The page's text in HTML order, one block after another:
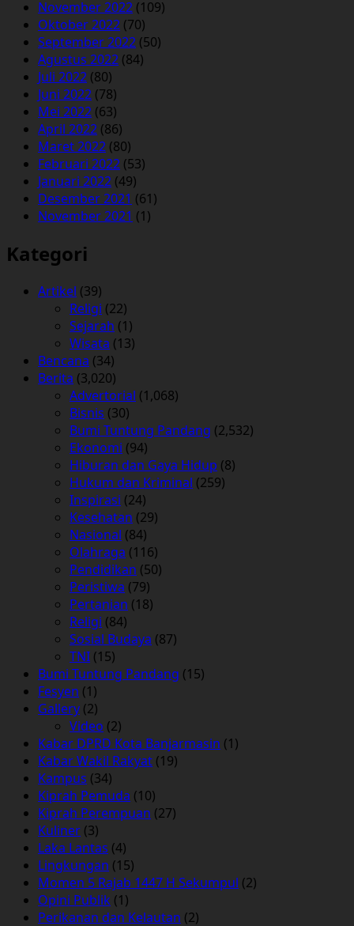
November 2022 (109)
Oktober 2022 (70)
September 2022 (50)
Agustus 2022 (84)
Juli 2022 (80)
Juni 2022 (78)
Mei 2022 (63)
April 2022 (86)
Maret 2022 (80)
Februari 2022 (53)
Januari 2022 (49)
Desember 2021 (61)
November 2021 (1)
Kategori
Artikel (39)
Religi (22)
Sejarah (1)
Wisata (13)
Bencana (34)
Berita (3,020)
Advertorial (1,068)
Bisnis (30)
Bumi Tuntung Pandang (2,532)
Ekonomi (94)
Hiburan dan Gaya Hidup (8)
Hukum dan Kriminal (259)
Inspirasi (24)
Kesehatan (29)
Nasional (84)
Olahraga (116)
Pendidikan (50)
Peristiwa (79)
Pertanian (18)
Religi (84)
Sosial Budaya (87)
TNI (15)
Bumi Tuntung Pandang (15)
Fesyen (1)
Gallery (2)
Video (2)
Kabar DPRD Kota Banjarmasin (1)
Kabar Wakil Rakyat (19)
Kampus (34)
Kiprah Pemuda (10)
Kiprah Perempuan (27)
Kuliner (3)
Laka Lantas (4)
Lingkungan (15)
Momen 5 Rajab 1447 H Sekumpul (2)
Opini Publik (1)
Perikanan dan Kelautan (2)